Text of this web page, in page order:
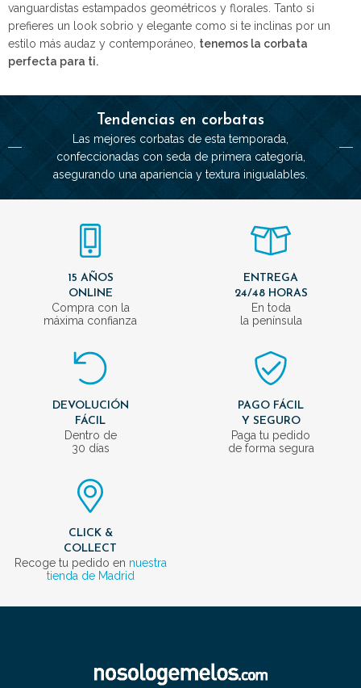
Tendencias en corbatas
Las mejores corbatas de esta temporada,
confeccionadas con seda de primera categoría,
asegurando una apariencia y textura inigualables.
vanguardistas estampados geométricos y florales. Tanto si
prefieres un look sobrio y elegante como si te inclinas por un
estilo más audaz y contemporáneo, tenemos la corbata
perfecta para ti.
15 AÑOS
ONLINE
Compra con la
máxima confianza
ENTREGA
24/48 HORAS
En toda
la península
DEVOLUCIÓN
FÁCIL
Dentro de
30 días
PAGO FÁCIL
Y SEGURO
Paga tu pedido
de forma segura
CLICK &
COLLECT
Recoge tu pedido en nuestra
tienda de Madrid